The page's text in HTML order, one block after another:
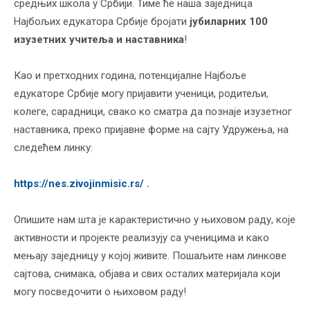
средњих школа у Србији. Тиме ће наша заједница
Најбољих едукатора Србије бројати јубиларних 100
изузетних учитеља и наставника!
Као и претходних година, потенцијалне Најбоље
едукаторе Србије могу пријавити ученици, родитељи,
колеге, сарадници, свако ко сматра да познаје изузетног
наставника, преко пријавне форме на сајту Удружења, на
следећем линку:
https://nes.zivojinmisic.rs/ .
Опишите нам шта је карактеристично у њиховом раду, које
активности и пројекте реализују са ученицима и како
мењају заједницу у којој живите. Пошаљите нам линкове
сајтова, снимака, објава и свих осталих материјала који
могу посведочити о њиховом раду!